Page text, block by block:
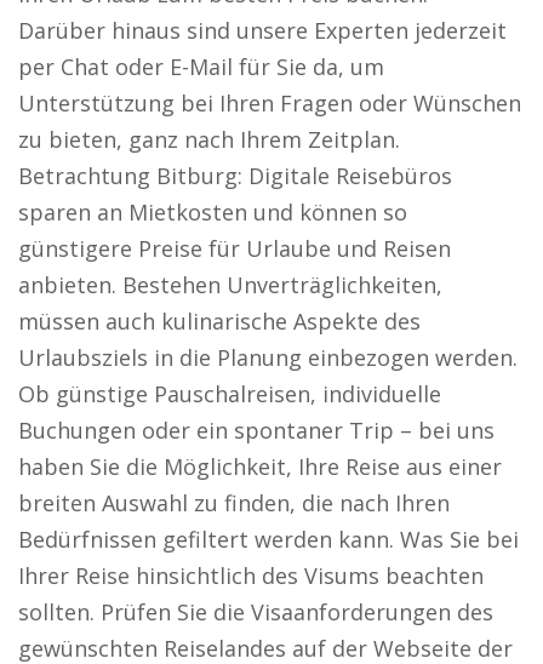
Darüber hinaus sind unsere Experten jederzeit
per Chat oder E-Mail für Sie da, um
Unterstützung bei Ihren Fragen oder Wünschen
zu bieten, ganz nach Ihrem Zeitplan.
Betrachtung Bitburg: Digitale Reisebüros
sparen an Mietkosten und können so
günstigere Preise für Urlaube und Reisen
anbieten. Bestehen Unverträglichkeiten,
müssen auch kulinarische Aspekte des
Urlaubsziels in die Planung einbezogen werden.
Ob günstige Pauschalreisen, individuelle
Buchungen oder ein spontaner Trip – bei uns
haben Sie die Möglichkeit, Ihre Reise aus einer
breiten Auswahl zu finden, die nach Ihren
Bedürfnissen gefiltert werden kann. Was Sie bei
Ihrer Reise hinsichtlich des Visums beachten
sollten. Prüfen Sie die Visaanforderungen des
gewünschten Reiselandes auf der Webseite der